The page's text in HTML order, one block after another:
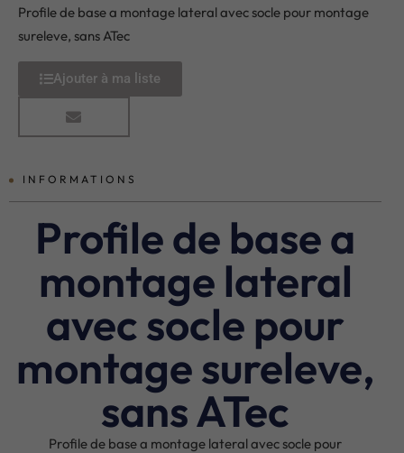
Profile de base a montage lateral avec socle pour montage
sureleve, sans ATec
Ajouter à ma liste
INFORMATIONS
Profile de base a
montage lateral
avec socle pour
montage sureleve,
sans ATec
Profile de base a montage lateral avec socle pour